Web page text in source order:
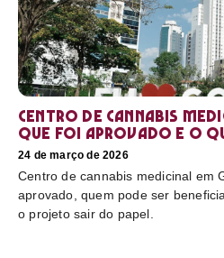
Centro de cannabis
que foi aprovado e o
24 de março de 2026
Centro de cannabis medicinal em
aprovado, quem pode ser
o projeto sair do papel.